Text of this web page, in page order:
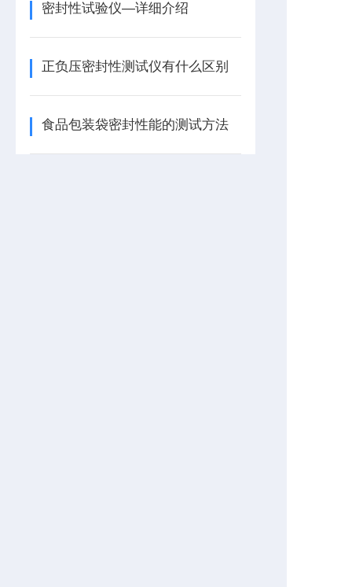
密封性试验仪—详细介绍
正负压密封性测试仪有什么区别
食品包装袋密封性能的测试方法